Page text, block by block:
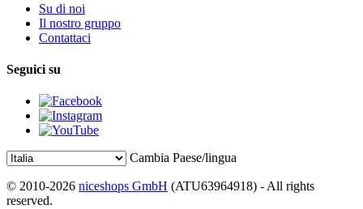
Su di noi
Il nostro gruppo
Contattaci
Seguici su
Cambia Paese/lingua
© 2010-2026 niceshops GmbH (ATU63964918) - All rights
reserved.